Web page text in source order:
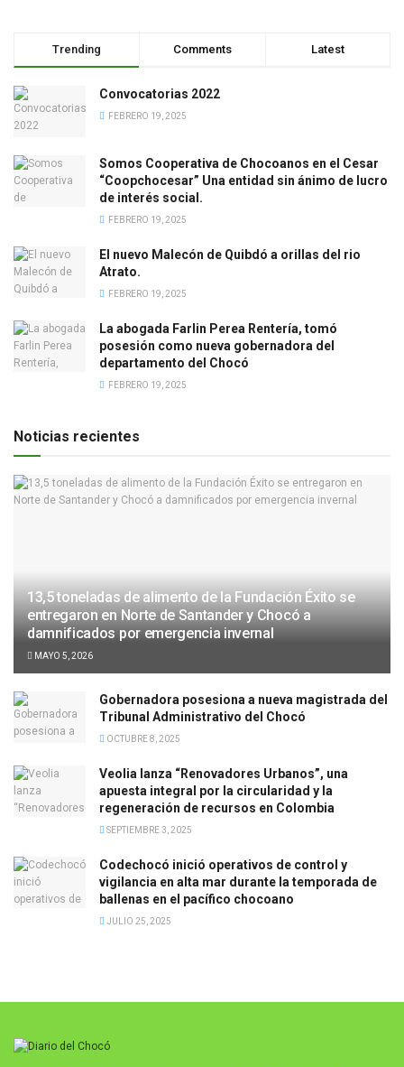
Trending Comments Latest
Convocatorias 2022
FEBRERO 19, 2025
Somos Cooperativa de Chocoanos en el Cesar
“Coopchocesar” Una entidad sin ánimo de lucro
de interés social.
FEBRERO 19, 2025
El nuevo Malecón de Quibdó a orillas del rio
Atrato.
FEBRERO 19, 2025
La abogada Farlin Perea Rentería, tomó
posesión como nueva gobernadora del
departamento del Chocó
FEBRERO 19, 2025
Noticias recientes
13,5 toneladas de alimento de la Fundación Éxito se
entregaron en Norte de Santander y Chocó a
damnificados por emergencia invernal
MAYO 5, 2026
Gobernadora posesiona a nueva magistrada del
Tribunal Administrativo del Chocó
OCTUBRE 8, 2025
Veolia lanza “Renovadores Urbanos”, una
apuesta integral por la circularidad y la
regeneración de recursos en Colombia
SEPTIEMBRE 3, 2025
Codechocó inició operativos de control y
vigilancia en alta mar durante la temporada de
ballenas en el pacífico chocoano
JULIO 25, 2025